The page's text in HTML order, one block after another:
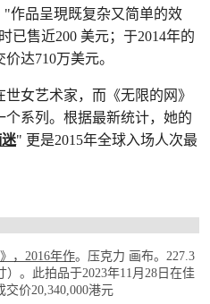
"作品呈現既复杂又简单的效
已售近200 美元；于2014年的
达710万美元。
女艺术家，而《无限的网》
系列。根据最新统计，她的
" 更是2015年全球入场人次最
打开链接 HTTPS://
，2016年作。压克力 画布。227.3
）。此拍品于2023年11月28日在佳
价20,340,000港元